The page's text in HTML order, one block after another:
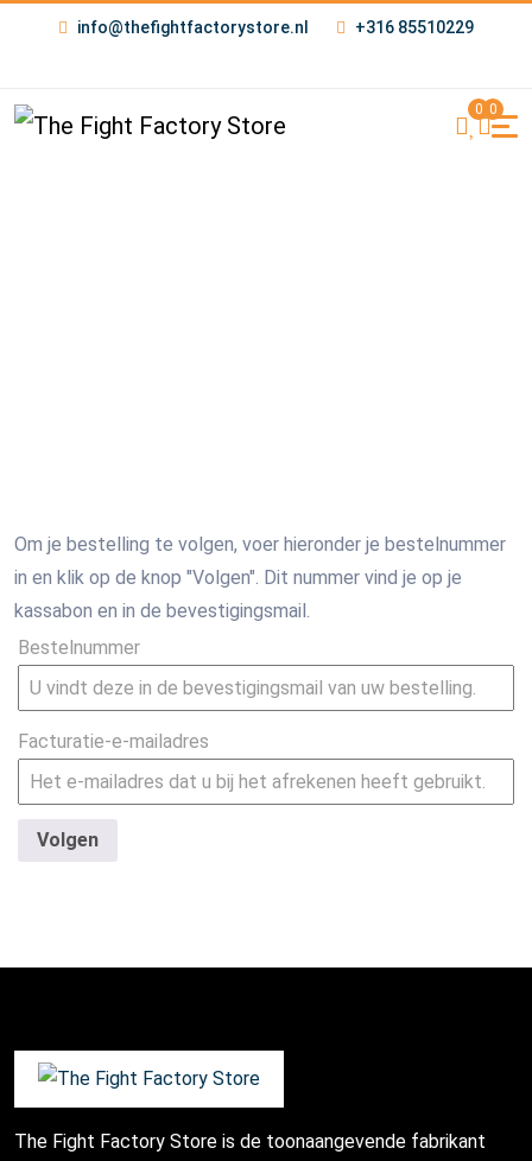
info@thefightfactorystore.nl +316 85510229
0 0
Om je bestelling te volgen, voer hieronder je bestelnummer
in en klik op de knop "Volgen". Dit nummer vind je op je
kassabon en in de bevestigingsmail.
Bestelnummer
Facturatie-e-mailadres
Volgen
The Fight Factory Store is de toonaangevende fabrikant